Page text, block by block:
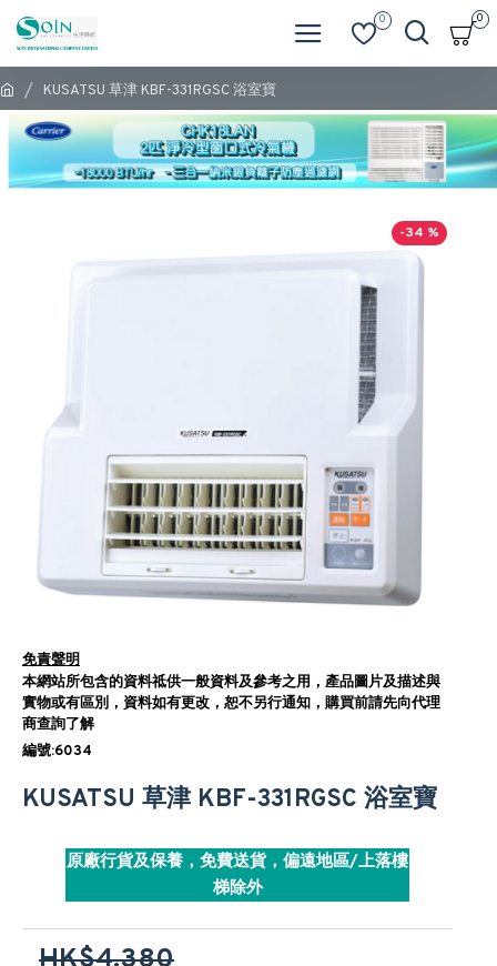
0 0
KUSATSU 草津 KBF-331RGSC 浴室寶
-34 %
免責聲明
本網站所包含的資料祗供一般資料及參考之用，產品圖片及描述與
實物或有區別，資料如有更改，恕不另行通知，購買前請先向代理
商查詢了解
編號:6034
KUSATSU 草津 KBF-331RGSC 浴室寶
原廠行貨及保養，免費送貨，偏遠地區/上落樓
梯除外